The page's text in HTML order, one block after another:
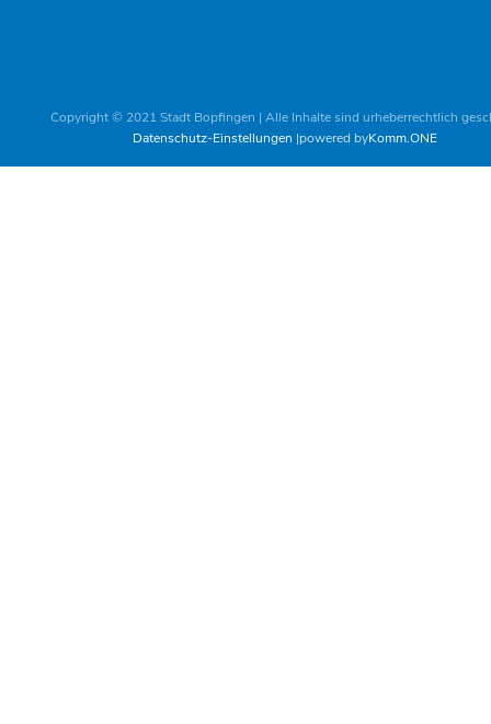
Copyright © 2021 Stadt Bopfingen | Alle Inhalte sind urheberrechtlich
Datenschutz-Einstellungen powered byKomm.ONE